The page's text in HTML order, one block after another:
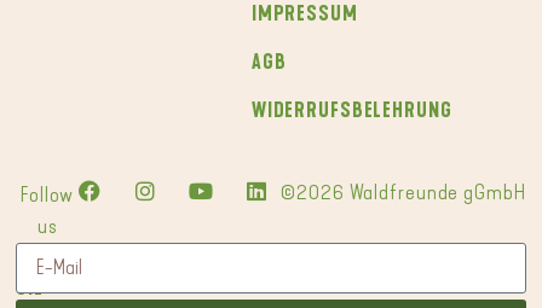
IMPRESSUM
AGB
WIDERRUFSBELEHRUNG
Follow
us
©2026 Waldfreunde gGmbH
WERDEN
SIE